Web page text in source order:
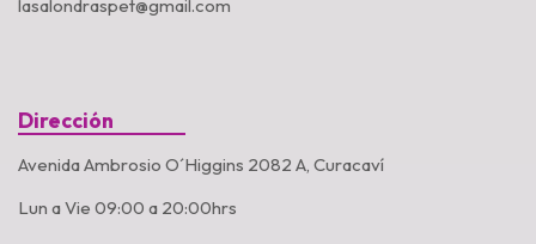
lasalondraspet@gmail.com
Dirección
Avenida Ambrosio O´Higgins 2082 A, Curacaví
Lun a Vie 09:00 a 20:00hrs